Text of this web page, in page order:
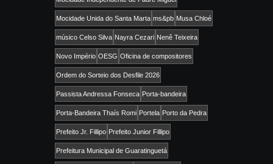
Mocidade Unida do Santa Marta ms&pb Musa Chloé
músico Celso Silva Nayra Cezari Nenê Teixeira
Novo Império OESG Oficina de compositores
Ordem do Sorteio dos Desfile 2026
Passista Andressa Fonseca Porta-bandeira
Porta-Bandeira Thaís Romi Portela Porto da Pedra
Prefeito Jr. Fillipo Prefeito Junior Fillipo
Prefeitura Municipal de Guaratinguetá